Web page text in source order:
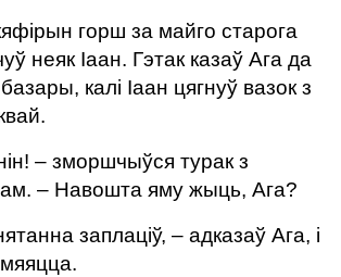
горш за майго старога
неяк Іаан. Гэтак казаў Ага да
калі Іаан цягнуў вазок з
– зморшчыўся турак з
– Навошта яму жыць, Ага?
заплаціў, – адказаў Ага, і